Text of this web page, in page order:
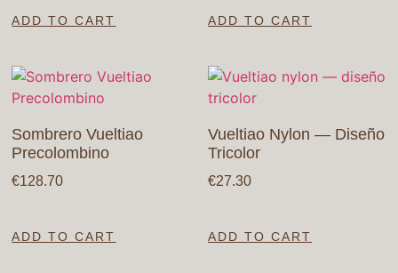
ADD TO CART ADD TO CART
Sombrero Vueltiao
Precolombino
€128.70
ADD TO CART
Vueltiao Nylon — Diseño
Tricolor
€27.30
ADD TO CART